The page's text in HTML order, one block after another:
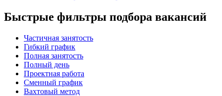
Быстрые фильтры подбора вакансий
Частичная занятость
Гибкий график
Полная занятость
Полный день
Проектная работа
Сменный график
Вахтовый метод